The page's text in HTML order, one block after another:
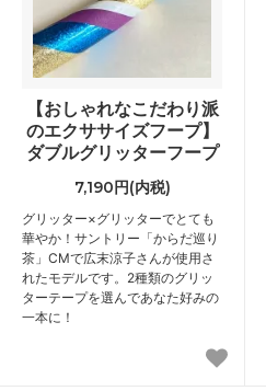
【おしゃれなこだわり派
のエクササイズフープ】
ダブルグリッターフープ
7,190円(内税)
グリッター×グリッターでとても
華やか！サントリー「からだ巡り
茶」CMで広末涼子さんが使用さ
れたモデルです。2種類のグリッ
ターテープを選んであなた好みの
一本に！